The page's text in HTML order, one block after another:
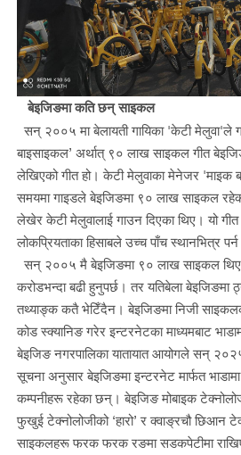
बेइजिङमा कति छन् साइकल
सन् २००५ मा बेलायती गायिका 'केटी मेलुवा'ले
बाइसाइकल’ अर्थात् ९० लाख साइकल गीत
लेखिएको गीत हो। केटी मेलुवाका मेनेजर 'माइक
समयमा गाइडले बेइजिङमा ९० लाख साइकल
लेखेर केटी मेलुवालाई गाउन दिएका थिए। यो
लोकप्रियताका हिसाबले उच्च पाँच स्थानभित्र
सन् २००५ मै बेइजिङमा ९० लाख साइकल
करोडभन्दा बढी हुनुपर्छ। तर यतिबेला
तथ्याङ्क कतै भेटिँदैन। बेइजिङमा निजी
कोड स्क्यानिङ गरेर इन्टरनेटका माध्यमबाट
बेइजिङ नगरपालिका यातायात आयोगले सन्
सूचना अनुसार बेइजिङमा इन्टरनेट मार्फत
कम्पनीहरू रहेका छन्। बेइजिङ मोबाइक
फुखुई टेक्नोलोजीको ‘हारो’ र क्वाङ्रचौ छिआन
साइकलहरू फरक फरक रङमा सडकपेटीमा